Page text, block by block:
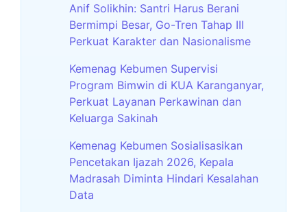
Anif Solikhin: Santri Harus Berani
Bermimpi Besar, Go-Tren Tahap III
Perkuat Karakter dan Nasionalisme
Kemenag Kebumen Supervisi
Program Bimwin di KUA Karanganyar,
Perkuat Layanan Perkawinan dan
Keluarga Sakinah
Kemenag Kebumen Sosialisasikan
Pencetakan Ijazah 2026, Kepala
Madrasah Diminta Hindari Kesalahan
Data